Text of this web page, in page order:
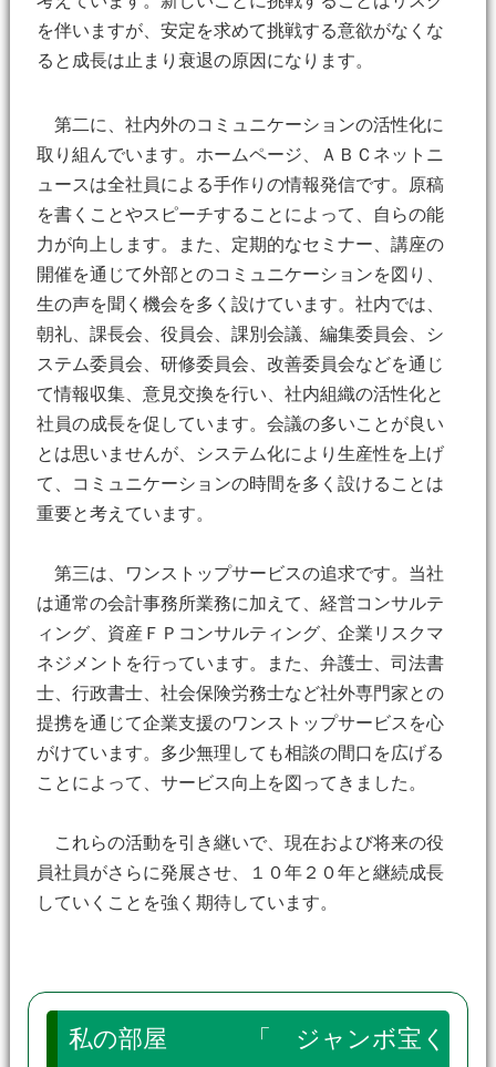
を伴いますが、安定を求めて挑戦する意欲がなくな
ると成長は止まり衰退の原因になります。
第二に、社内外のコミュニケーションの活性化に
取り組んでいます。ホームページ、ＡＢＣネットニ
ュースは全社員による手作りの情報発信です。原稿
を書くことやスピーチすることによって、自らの能
力が向上します。また、定期的なセミナー、講座の
開催を通じて外部とのコミュニケーションを図り、
生の声を聞く機会を多く設けています。社内では、
朝礼、課長会、役員会、課別会議、編集委員会、シ
ステム委員会、研修委員会、改善委員会などを通じ
て情報収集、意見交換を行い、社内組織の活性化と
社員の成長を促しています。会議の多いことが良い
とは思いませんが、システム化により生産性を上げ
て、コミュニケーションの時間を多く設けることは
重要と考えています。
第三は、ワンストップサービスの追求です。当社
は通常の会計事務所業務に加えて、経営コンサルテ
ィング、資産ＦＰコンサルティング、企業リスクマ
ネジメントを行っています。また、弁護士、司法書
士、行政書士、社会保険労務士など社外専門家との
提携を通じて企業支援のワンストップサービスを心
がけています。多少無理しても相談の間口を広げる
ことによって、サービス向上を図ってきました。
これらの活動を引き継いで、現在および将来の役
員社員がさらに発展させ、１０年２０年と継続成長
していくことを強く期待しています。
私の部屋 「 ジャンボ宝く